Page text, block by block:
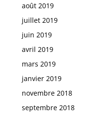
août 2019
juillet 2019
juin 2019
avril 2019
mars 2019
janvier 2019
novembre 2018
septembre 2018